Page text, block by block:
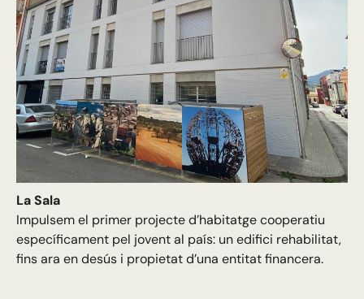
La Sala
Impulsem el primer projecte d’habitatge cooperatiu
específicament pel jovent al país: un edifici rehabilitat,
fins ara en desús i propietat d’una entitat financera.